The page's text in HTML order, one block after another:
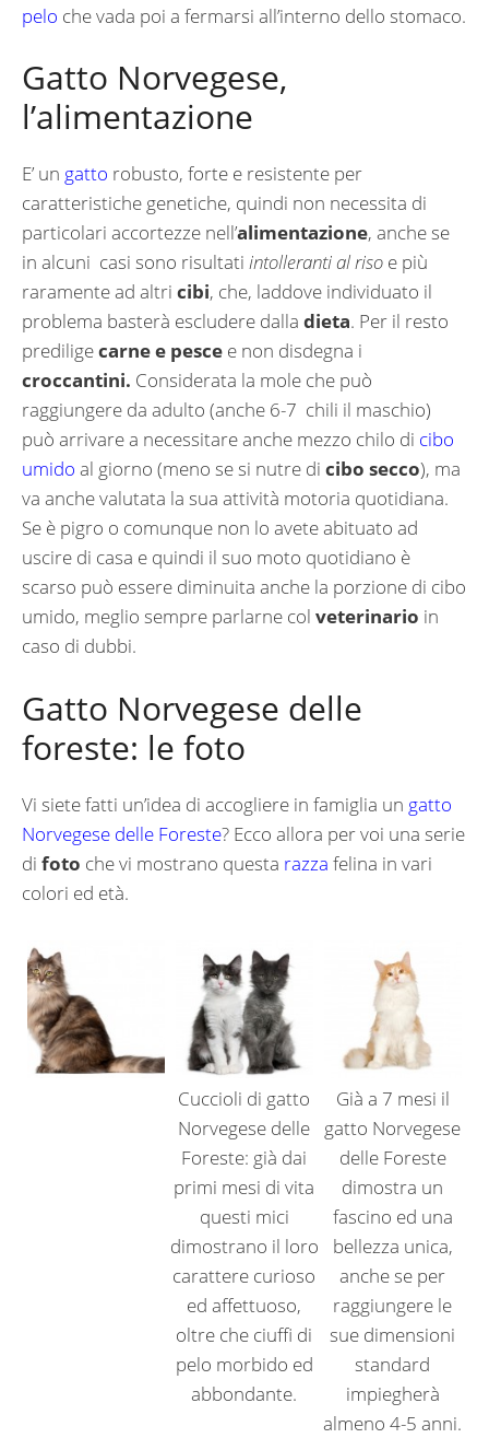
pelo che vada poi a fermarsi all’interno dello stomaco.
Gatto Norvegese,
l’alimentazione
E’ un gatto robusto, forte e resistente per
caratteristiche genetiche, quindi non necessita di
particolari accortezze nell’alimentazione, anche se
in alcuni casi sono risultati intolleranti al riso e più
raramente ad altri cibi, che, laddove individuato il
problema basterà escludere dalla dieta. Per il resto
prediligecarne e pesce e non disdegna i
croccantini. Considerata la mole che può
raggiungere da adulto (anche 6-7 chili il maschio)
può arrivare a necessitare anche mezzo chilo di cibo
umido al giorno (meno se si nutre di cibo secco), ma
va anche valutata la sua attività motoria quotidiana.
Se è pigro o comunque non lo avete abituato ad
uscire di casa e quindi il suo moto quotidiano è
scarso può essere diminuita anche la porzione di cibo
umido, meglio sempre parlarne col veterinario in
caso di dubbi.
Gatto Norvegese delle
foreste: le foto
Vi siete fatti un’idea di accogliere in famiglia un gatto
Norvegese delle Foreste? Ecco allora per voi una serie
di foto che vi mostrano questa razza felina in vari
colori ed età.
Cuccioli di gatto
Norvegese delle
Foreste: già dai
primi mesi di vita
questi mici
dimostrano il loro
carattere curioso
ed affettuoso,
oltre che ciuffi di
pelo morbido ed
abbondante.
Già a 7 mesi il
gatto Norvegese
delle Foreste
dimostra un
fascino ed una
bellezza unica,
anche se per
raggiungere le
sue dimensioni
standard
impiegherà
almeno 4-5 anni.